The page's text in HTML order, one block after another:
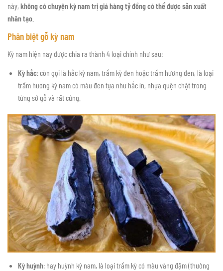
này, không có chuyện kỳ nam trị giá hàng tỷ đồng có thể được sản xuất
nhân tạo
Phân biệt gỗ kỳ nam
Kỳ nam hiện nay được chia ra thành 4 loại chính như sau:
Kỳ hắc: còn gọi là hắc kỳ nam, trầm kỳ đen hoặc trầm hương đen, là loại
trầm hương kỳ nam có màu đen tựa như hắc ín, nhựa quện chặt trong
từng sớ gỗ và rất cứng.
Kỳ huỳnh: hay huỳnh kỳ nam, là loại trầm kỳ có màu vàng đậm (thường